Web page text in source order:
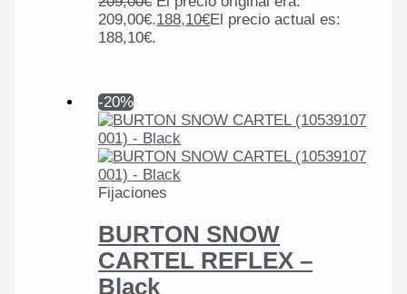
209,00€.188,10€El precio actual es:
188,10€.
-20%
Fijaciones
BURTON SNOW
CARTEL REFLEX –
Black